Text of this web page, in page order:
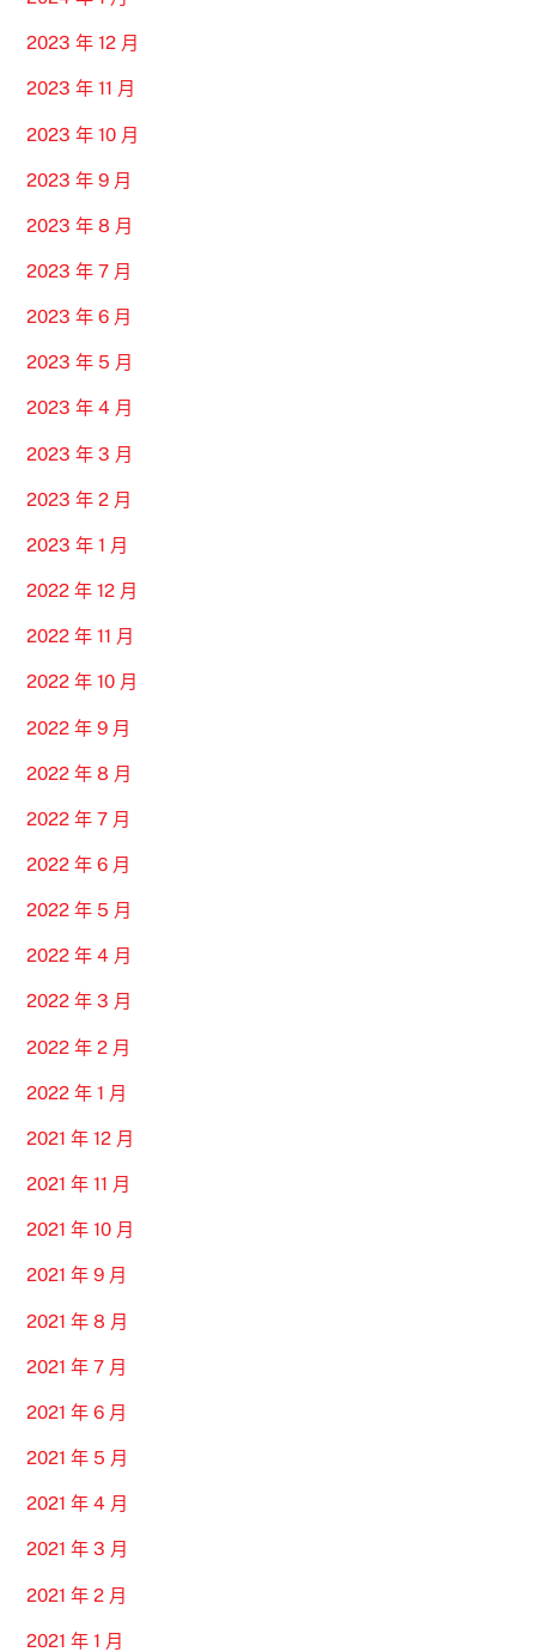
2023 年 12 月
2023 年 11 月
2023 年 10 月
2023 年 9 月
2023 年 8 月
2023 年 7 月
2023 年 6 月
2023 年 5 月
2023 年 4 月
2023 年 3 月
2023 年 2 月
2023 年 1 月
2022 年 12 月
2022 年 11 月
2022 年 10 月
2022 年 9 月
2022 年 8 月
2022 年 7 月
2022 年 6 月
2022 年 5 月
2022 年 4 月
2022 年 3 月
2022 年 2 月
2022 年 1 月
2021 年 12 月
2021 年 11 月
2021 年 10 月
2021 年 9 月
2021 年 8 月
2021 年 7 月
2021 年 6 月
2021 年 5 月
2021 年 4 月
2021 年 3 月
2021 年 2 月
2021 年 1 月